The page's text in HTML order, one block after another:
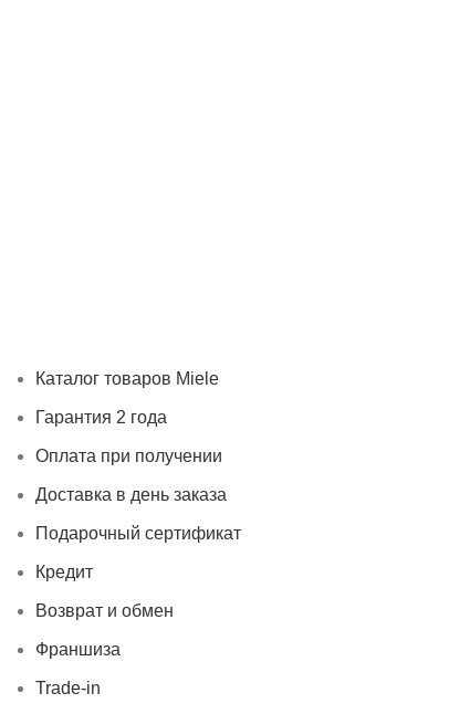
Каталог товаров Miele
Гарантия 2 года
Оплата при получении
Доставка в день заказа
Подарочный сертификат
Кредит
Возврат и обмен
Франшиза
Trade-in